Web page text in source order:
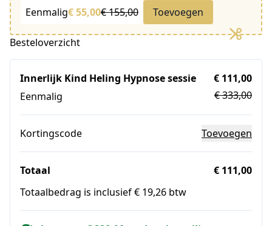
Eenmalig€ 55,00€ 155,00 Toevoegen
Besteloverzicht
Innerlijk Kind Heling Hypnose sessie
Eenmalig
€ 111,00
€ 333,00
Kortingscode Toevoegen
Totaal
€ 111,00
Totaalbedrag is inclusief € 19,26 btw